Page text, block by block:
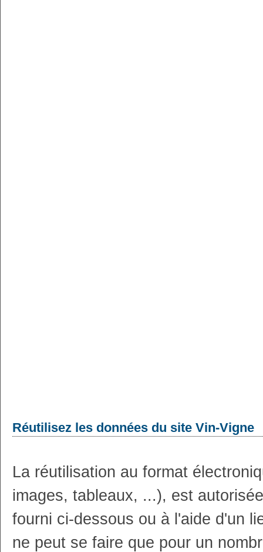
Réutilisez les données du site Vin-Vigne
La réutilisation au format
images, tableaux, ...), est
fourni ci-dessous ou à l'aide d'un
ne peut se faire que pour un